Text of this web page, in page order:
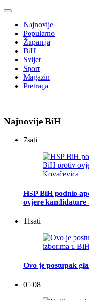
Najnovije
Popularno
Županija
BiH
Svijet
Sport
Magazin
Pretraga
Najnovije BiH
7sati
HSP BiH podnio
ovjere kandidature
11sati
Ovo je postupak
05 08